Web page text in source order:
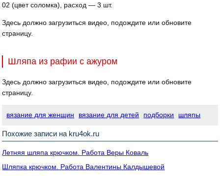
02 (цвет соломка), расход — 3 шт.
Здесь должно загрузиться видео, подождите или обновите
страницу.
Шляпа из рафии с ажуром
Здесь должно загрузиться видео, подождите или обновите
страницу.
вязание для женщин вязание для детей подборки шляпы
Похожие записи на kru4ok.ru
Летняя шляпа крючком. Работа Веры Коваль
Шляпка крючком. Работа Валентины Калдышевой